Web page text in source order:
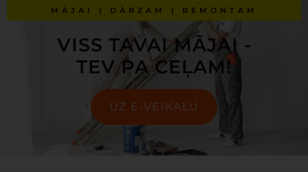
MĀJAI | DĀRZAM | REMONTAM
VISS TAVAI MĀJAI -
TEV PA CEĻAM!
UZ E-VEIKALU